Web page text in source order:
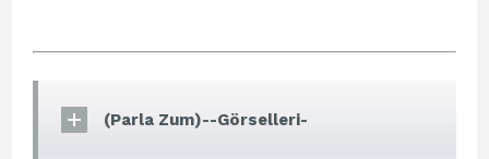
(Parla Zum)--Görselleri-